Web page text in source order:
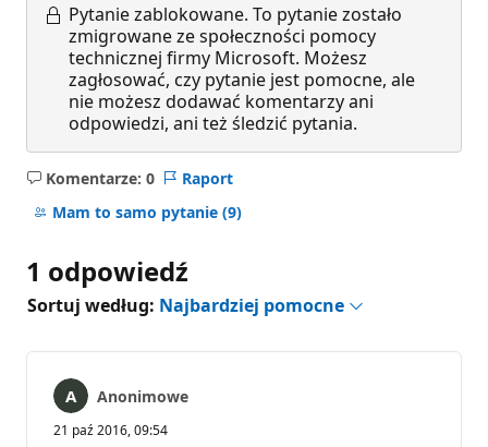
Pytanie zablokowane. To pytanie zostało
zmigrowane ze społeczności pomocy
technicznej firmy Microsoft. Możesz
zagłosować, czy pytanie jest pomocne, ale
nie możesz dodawać komentarzy ani
odpowiedzi, ani też śledzić pytania.
Komentarze: 0
Brak
komentarzy
Raport
Mam to samo pytanie (9)
1 odpowiedź
Sortuj według: Najbardziej pomocne
Anonimowe
21 paź 2016, 09:54